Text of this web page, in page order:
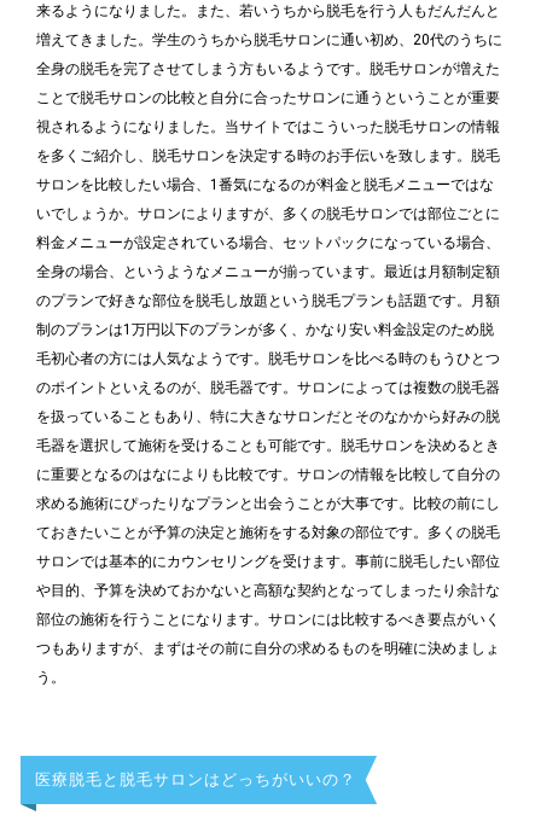
来るようになりました。また、若いうちから脱毛を行う人もだんだんと
増えてきました。学生のうちから脱毛サロンに通い初め、20代のうちに
全身の脱毛を完了させてしまう方もいるようです。脱毛サロンが増えた
ことで脱毛サロンの比較と自分に合ったサロンに通うということが重要
視されるようになりました。当サイトではこういった脱毛サロンの情報
を多くご紹介し、脱毛サロンを決定する時のお手伝いを致します。脱毛
サロンを比較したい場合、1番気になるのが料金と脱毛メニューではな
いでしょうか。サロンによりますが、多くの脱毛サロンでは部位ごとに
料金メニューが設定されている場合、セットパックになっている場合、
全身の場合、というようなメニューが揃っています。最近は月額制定額
のプランで好きな部位を脱毛し放題という脱毛プランも話題です。月額
制のプランは1万円以下のプランが多く、かなり安い料金設定のため脱
毛初心者の方には人気なようです。脱毛サロンを比べる時のもうひとつ
のポイントといえるのが、脱毛器です。サロンによっては複数の脱毛器
を扱っていることもあり、特に大きなサロンだとそのなかから好みの脱
毛器を選択して施術を受けることも可能です。脱毛サロンを決めるとき
に重要となるのはなによりも比較です。サロンの情報を比較して自分の
求める施術にぴったりなプランと出会うことが大事です。比較の前にし
ておきたいことが予算の決定と施術をする対象の部位です。多くの脱毛
サロンでは基本的にカウンセリングを受けます。事前に脱毛したい部位
や目的、予算を決めておかないと高額な契約となってしまったり余計な
部位の施術を行うことになります。サロンには比較するべき要点がいく
つもありますが、まずはその前に自分の求めるものを明確に決めましょ
う。
医療脱毛と脱毛サロンはどっちがいいの？